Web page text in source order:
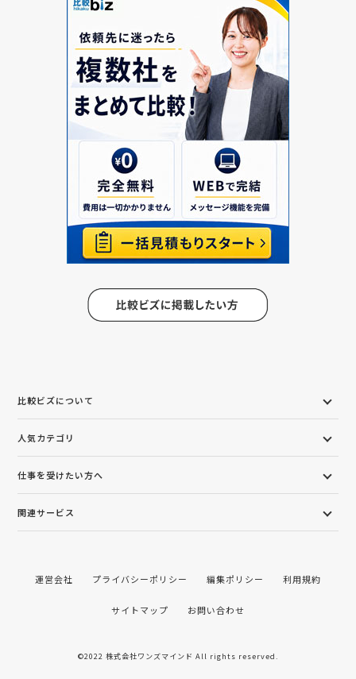
比較ビズについて
人気カテゴリ
仕事を受けたい方へ
関連サービス
運営会社 プライバシーポリシー 編集ポリシー 利用規約
サイトマップ お問い合わせ
©2022 株式会社ワンズマインド All rights reserved.